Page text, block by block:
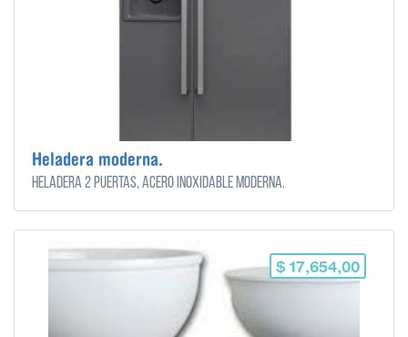
Heladera moderna.
Heladera 2 puertas, acero inoxidable moderna.
$ 17,654,00